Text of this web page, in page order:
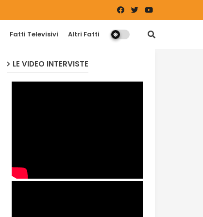
Fatti Televisivi Altri Fatti
LE VIDEO INTERVISTE